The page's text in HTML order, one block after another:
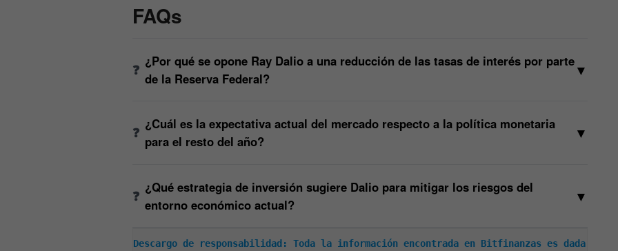
FAQs
¿Por qué se opone Ray Dalio a una reducción de las tasas de interés por parte
de la Reserva Federal?
▼
¿Cuál es la expectativa actual del mercado respecto a la política monetaria
para el resto del año?
▼
¿Qué estrategia de inversión sugiere Dalio para mitigar los riesgos del
entorno económico actual?
▼
Descargo de responsabilidad: Toda la información encontrada en Bitfinanzas es dada